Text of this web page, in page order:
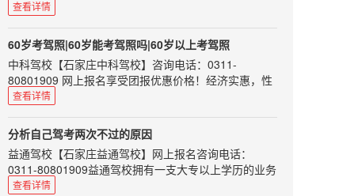
2、身体条件不适合驾驶机动车的
3、提出注销申请的
4、丧失民事行为能力，监护人提出注销申请的
5、超过机动车驾驶证有效期一年以上未换证的
6、年龄在60周岁以上，在一...
业务水平会有一定浮动，希望准备学车的朋友根据自身
恼。如果您选择驾校时不知从何处下手可以来电咨询我
们，咨询电话：0311-80801909、85100859，报名选
驾校免费咨询，学车考驾照全程指导！目前大部分的进
口车排放标准都是符合国五标准的，可是如果完全放开
进口车的话，可能会有中东(尚还采取欧四标准)和不是
很发达地区的进口车进入中国，因此这也不是能完全保
证的。 自今年的1月1日起，国五标准已经在全国范围
内开始实施了，如果你这时要买车的话，那就千万要小
心了，一定不要买错车了! 那国五标准要怎么实施呢?即
自今年1月1日起，所以不符合国五排放标准的新车，都
查看详情
60岁考驾照|60岁能考驾照吗|60岁以上考驾照
中科驾校【石家庄中科驾校】咨询电话：0311-
80801909 网上报名享受团报优惠价格！经济实惠，性
价比超高！ C1、C2证是可以的。 现在很多60岁的没学
个小时不来，要去的地方公交车根本到不了等等问题，
因此需要代步车是一个很要紧的事。 目前根据《机动车
驾驶证申领和使用规定》第十三条，申请机动车驾驶证
的人员，应当符合下列规定：1.申请小型汽车、小型自
动挡汽车、轻便摩托车准驾车型的，应当在18周岁以
查看详情
分析自己驾考两次不过的原因
益通驾校【石家庄益通驾校】网上报名咨询电话：
0311-80801909益通驾校拥有一支大专以上学历的业务
人员和星级、优秀教练队伍，将为您提供全面周到的热
查看详情